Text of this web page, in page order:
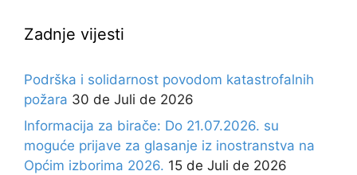
Zadnje vijesti
Podrška i solidarnost povodom katastrofalnih
požara 30 de Juli de 2026
Informacija za birače: Do 21.07.2026. su
moguće prijave za glasanje iz inostranstva na
Općim izborima 2026. 15 de Juli de 2026